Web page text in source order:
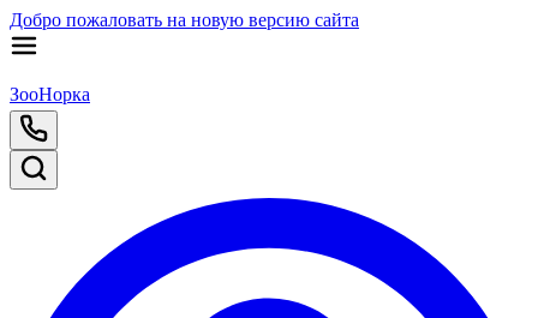
Добро пожаловать на новую версию сайта
ЗооНорка